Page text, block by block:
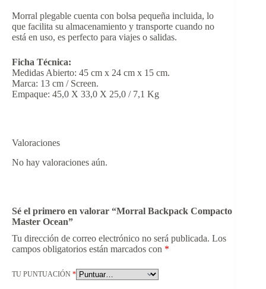
Morral plegable cuenta con bolsa pequeña incluida, lo
que facilita su almacenamiento y transporte cuando no
está en uso, es perfecto para viajes o salidas.
Ficha Técnica:
Medidas Abierto: 45 cm x 24 cm x 15 cm.
Marca: 13 cm / Screen.
Empaque: 45,0 X 33,0 X 25,0 / 7,1 Kg
Valoraciones
No hay valoraciones aún.
Sé el primero en valorar “Morral Backpack Compacto
Master Ocean”
Tu dirección de correo electrónico no será publicada. Los
campos obligatorios están marcados con *
TU PUNTUACIÓN *